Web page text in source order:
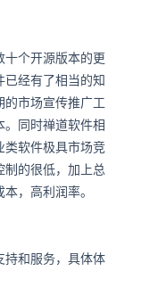
十个开源版本的更
经有了相当的知
的市场宣传推广工
同时禅道软件相
类软件极具市场竞
制的很低，加上总
，高利润率。
持和服务，具体体